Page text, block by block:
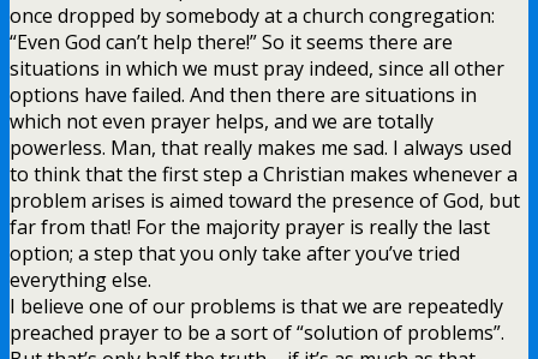
once dropped by somebody at a church congregation:
“Even God can’t help there!” So it seems there are
situations in which we must pray indeed, since all other
options have failed. And then there are situations in
which not even prayer helps, and we are totally
powerless. Man, that really makes me sad. I always used
to think that the first step a Christian makes whenever a
problem arises is aimed toward the presence of God, but
far from that! For the majority prayer is really the last
option; a step that you only take after you’ve tried
everything else.
I believe one of our problems is that we are repeatedly
preached prayer to be a sort of “solution of problems”.